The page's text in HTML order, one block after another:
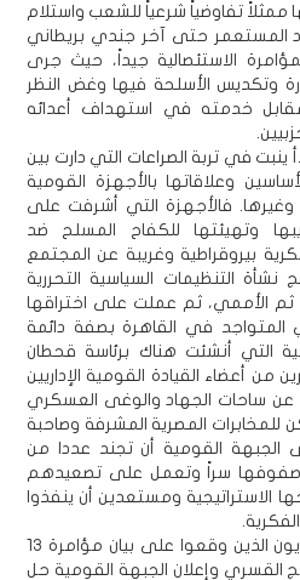
تفاوضياً شرعياً للشعب واستلام
المستعمر حتى آخر جندي بريطاني
الاستئصالية جيداً، حيث جرى
وتكديس الأسلحة فيها وغض النظر
مقابل خدمته في استهداف أعدائه
ينبت في تربة الصراعات التي دارت بين
وعلاقاتها بالأجهزة القومية
وغيرها. فالأجهزة التي أشرفت على
وتهيئتها للكفاح المسلح ضد
بيروقراطية وغريبة عن المجتمع
نشأة التنظيمات السياسية التحررية
الأممي، ثم عملت على اختراقها
المتواجد في القاهرة بصفة دائمة
التي أنشئت هناك برئاسة قحطان
أعضاء القيادة القومية الإداريين
عن ساحات الجهاد والوغى العسكري
للمخابرات المصرية المشرفة وصاحبة
الجبهة القومية أن تجند عددا من
صفوفها سراً وتعمل على تصعيدهم
الاستراتيجية ومستعدين أن ينفذوا
وكان في طليعة أولئك، القياديون الذين وقعوا على بيان مؤامرة 13
يناير 1966، والدمج القسري وإعلان الجبهة القومية حل